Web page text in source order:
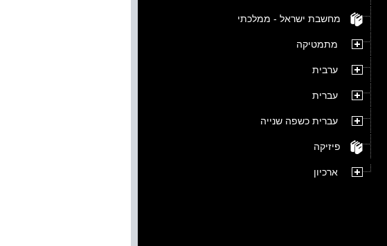
מחשבת ישראל - ממלכתי
מתמטיקה
ערבית
עברית
עברית כשפה שנייה
פיזיקה
ארכיון